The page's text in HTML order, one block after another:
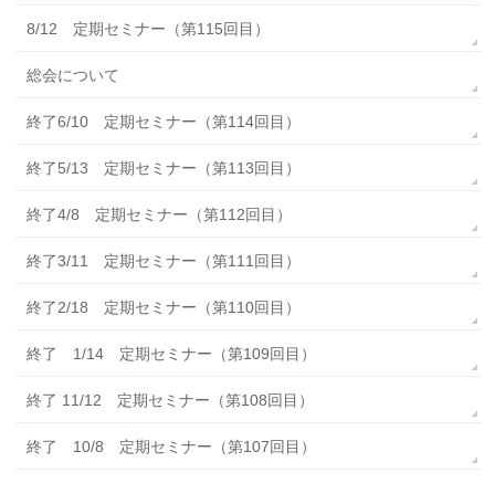
8/12 定期セミナー（第115回目）
総会について
終了6/10 定期セミナー（第114回目）
終了5/13 定期セミナー（第113回目）
終了4/8 定期セミナー（第112回目）
終了3/11 定期セミナー（第111回目）
終了2/18 定期セミナー（第110回目）
終了 1/14 定期セミナー（第109回目）
終了 11/12 定期セミナー（第108回目）
終了 10/8 定期セミナー（第107回目）